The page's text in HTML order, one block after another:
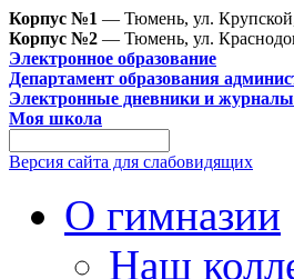
Корпус №1 — Тюмень, ул.
Корпус №2 — Тюмень, ул.
Электронное образование
Департамент образования
Электронные дневники и журналы
Моя школа
Версия сайта для слабовидящих
О гимназии
Наш